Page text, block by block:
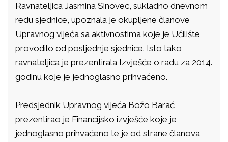
Ravnateljica Jasmina Sinovec, sukladno dnevnom
redu sjednice, upoznala je okupljene članove
Upravnog vijeća sa aktivnostima koje je Učilište
provodilo od posljednje sjednice. Isto tako,
ravnateljica je prezentirala Izvješće o radu za 2014.
godinu koje je jednoglasno prihvaćeno.
Predsjednik Upravnog vijeća Božo Barać
prezentirao je Financijsko izvješće koje je
jednoglasno prihvaćeno te je od strane članova